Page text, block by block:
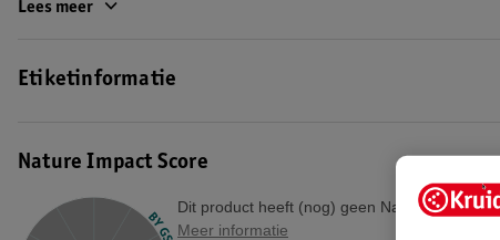
EAN code:8711577304355
Lees meer
Etiketinformatie
Nature Impact Score
Dit product heeft (nog) geen Nature Impact
Meer informatie